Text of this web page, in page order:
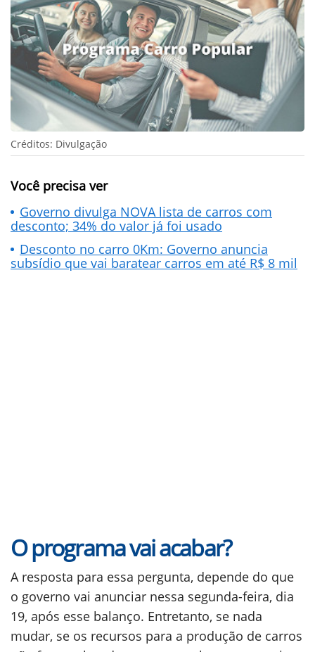
Créditos: Divulgação
Você precisa ver
Governo divulga NOVA lista de carros com
desconto; 34% do valor já foi usado
Desconto no carro 0Km: Governo anuncia
subsídio que vai baratear carros em até R$ 8 mil
O programa vai acabar?
A resposta para essa pergunta, depende do que
o governo vai anunciar nessa segunda-feira, dia
19, após esse balanço. Entretanto, se nada
mudar, se os recursos para a produção de carros